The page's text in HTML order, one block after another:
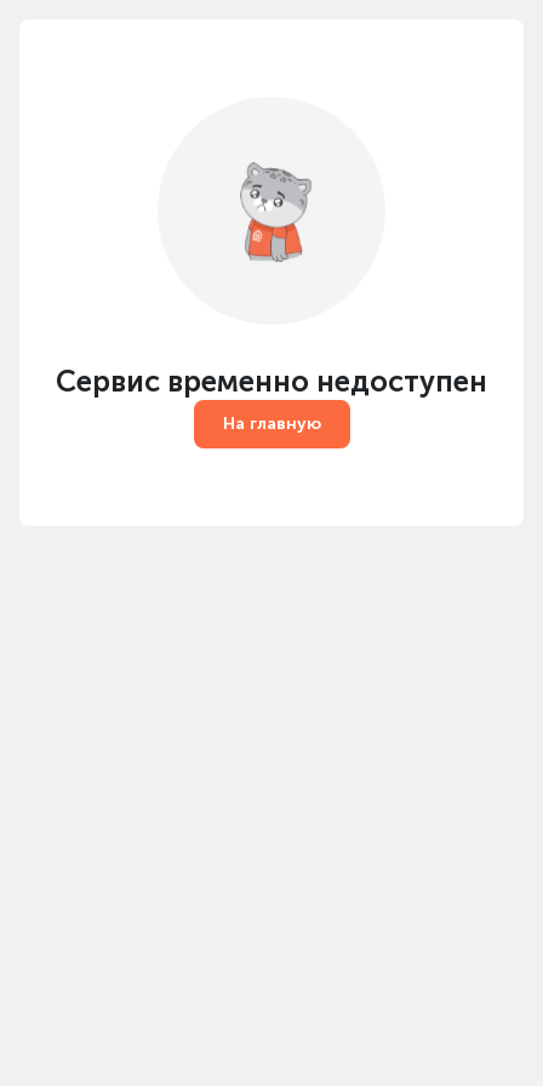
Сервис временно недоступен
На главную